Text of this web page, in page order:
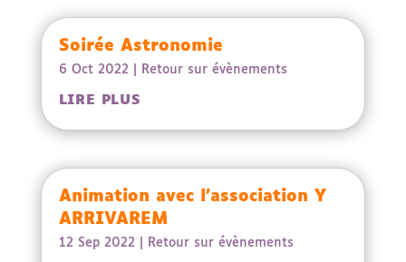
Soirée Astronomie
6 Oct 2022 Retour sur évènements
LIRE PLUS
Animation avec l’association Y
ARRIVAREM
12 Sep 2022| Retour sur évènements